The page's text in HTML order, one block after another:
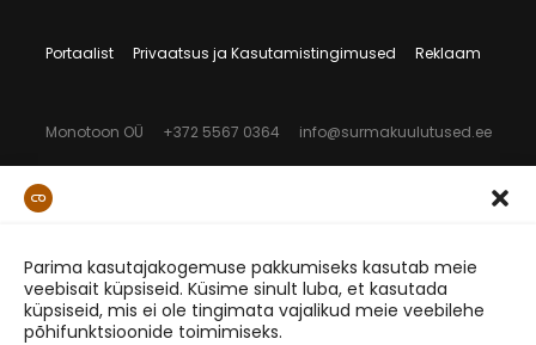
Parima kasutajakogemuse pakkumiseks kasutab meie
veebisait küpsiseid. Küsime sinult luba, et kasutada
küpsiseid, mis ei ole tingimata vajalikud meie veebilehe
põhifunktsioonide toimimiseks.
Portaalist Privaatsus ja Kasutamistingimused Reklaam
Monotoon OÜ +372 5567 0364 info@surmakuulutused.ee